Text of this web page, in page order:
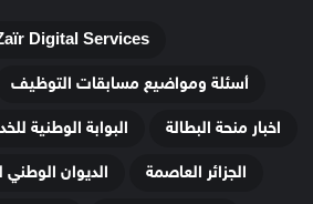
Digital Services
أسئلة ومواضيع مسابقات التوظيف
اخبار منحة البطالة
البوابة الوطنية
الجزائر العاصمة
الديوان